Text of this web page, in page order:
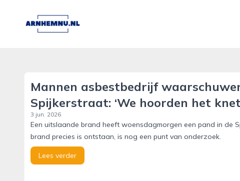
arnhemnu.nl
Mannen asbestbedrijf
Spijkerstraat: ‘We hoorden het
3 jun. 2026
Een uitslaande brand heeft woensdagmorgen een pand in de
brand precies is ontstaan, is nog een punt van onderzoek.
Lees verder